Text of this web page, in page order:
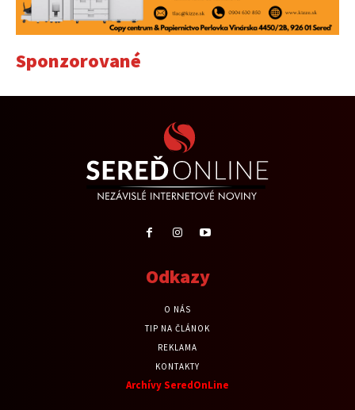
Sponzorované
Odkazy
O NÁS
TIP NA ČLÁNOK
REKLAMA
KONTAKTY
Archívy SeredOnLine